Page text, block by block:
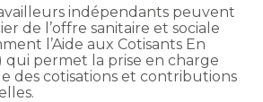
indépendants peuvent
de l’offre sanitaire et sociale
l’Aide aux Cotisants En
qui permet la prise en charge
des cotisations et contributions